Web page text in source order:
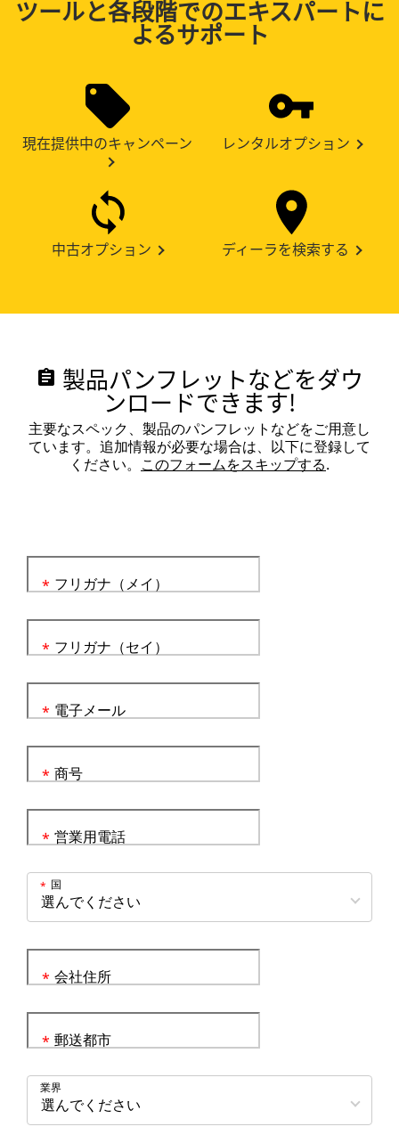
ツールと各段階でのエキスパートに
よるサポート
現在提供中のキャンペーン レンタルオプション
中古オプション ディーラを検索する
assignment 製品パンフレットなどをダウ
ンロードできます!
主要なスペック、製品のパンフレットなどをご用意し
ています。追加情報が必要な場合は、以下に登録して
ください。 このフォームをスキップする.
フリガナ（メイ）
*
フリガナ（セイ）
*
電子メール
*
商号
*
営業用電話
*
国
*
会社住所
*
郵送都市
*
業界